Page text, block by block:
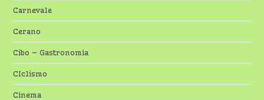
Carnevale
Cerano
Cibo – Gastronomia
CIclismo
Cinema